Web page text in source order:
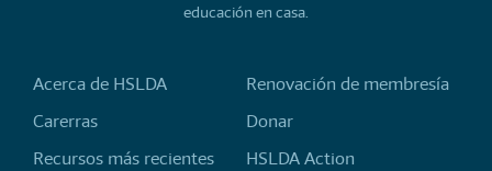
educación en casa.
Acerca de HSLDA
Carerras
Recursos más recientes
Renovación de membresía
Donar
HSLDA Action